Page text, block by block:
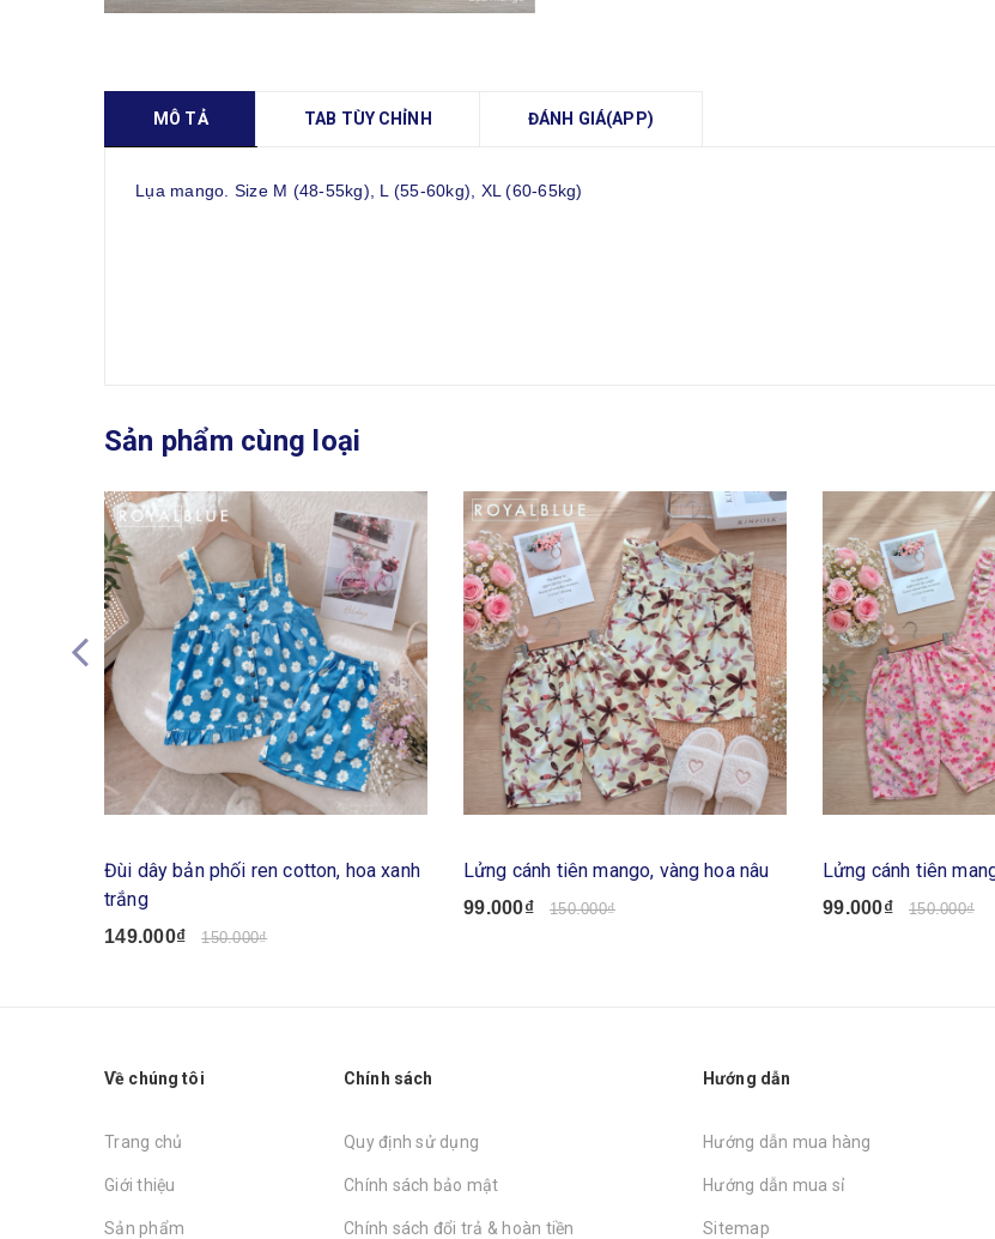
MÔ TẢ TAB TÙY CHỈNH ĐÁNH GIÁ(APP)
Lụa mango. Size M (48-55kg), L (55-60kg), XL (60-65kg)
Sản phẩm cùng loại
Đùi dây bản phối ren cotton, hoa xanh
trắng
149.000₫ 150.000₫
Lửng cánh tiên mango, vàng hoa nâu
99.000₫ 150.000₫
Lửng cánh tiên
99.000₫ 150.000₫
Về chúng tôi
Trang chủ
Giới thiệu
Sản phẩm
Chính sách
Quy định sử dụng
Chính sách bảo mật
Chính sách đổi trả & hoàn tiền
Hướng dẫn
Hướng dẫn mua hàng
Hướng dẫn mua sỉ
Sitemap